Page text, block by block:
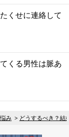
くせに連絡して
くる男性は脈あ
み どうするべき？結